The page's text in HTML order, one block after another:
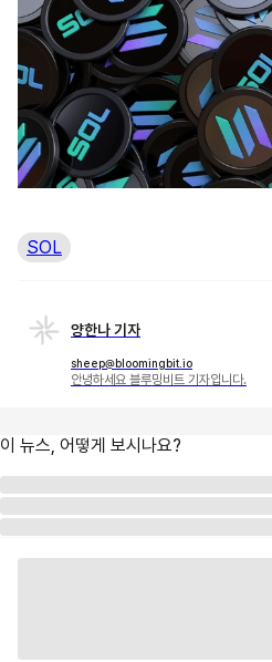
SOL
양한나 기자
sheep@bloomingbit.io
안녕하세요 블루밍비트 기자입니다.
이 뉴스, 어떻게 보시나요?